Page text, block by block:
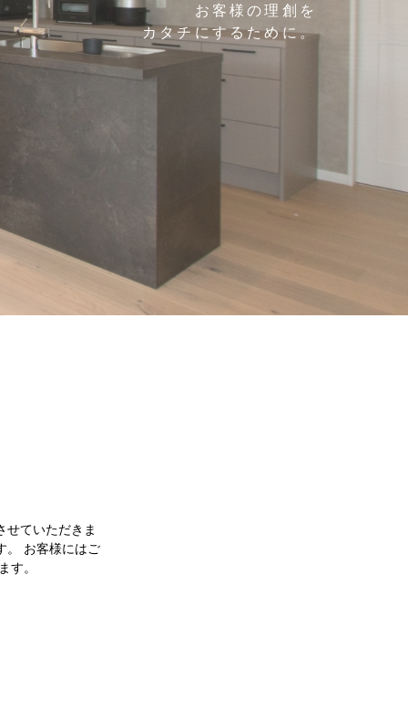
お客様の理創を
カタチにするために。
ていただきま
。 お客様にはご
す。